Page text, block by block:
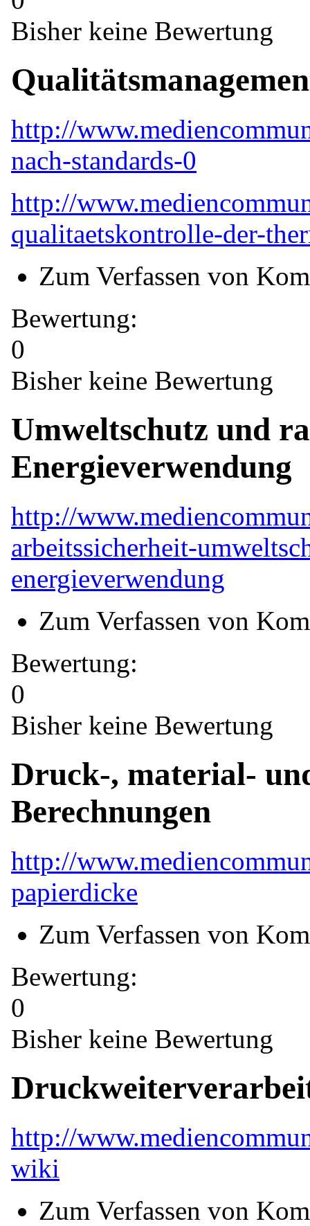
Bisher keine Bewertung
http://
nach-standards-0
http://
qualitaetskontrolle-der-
Zum Verfassen von
Bewertung:
0
Bisher keine Bewertung
Umweltschutz und
Energieverwendung
http://
arbeitssicherheit-
energieverwendung
Zum Verfassen von
Bewertung:
0
Bisher keine Bewertung
Druck-, material-
Berechnungen
http://
papierdicke
Zum Verfassen von
Bewertung:
0
Bisher keine Bewertung
http://
wiki
Zum Verfassen von